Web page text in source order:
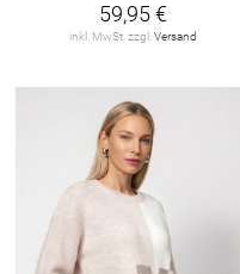
59,95 €
inkl. MwSt. zzgl. Versand